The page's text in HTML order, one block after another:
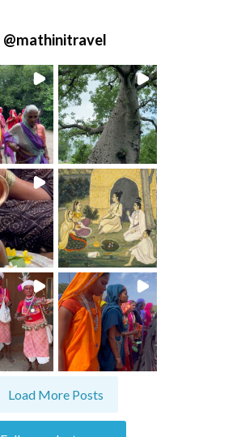
@mathinitravel
Load More Posts